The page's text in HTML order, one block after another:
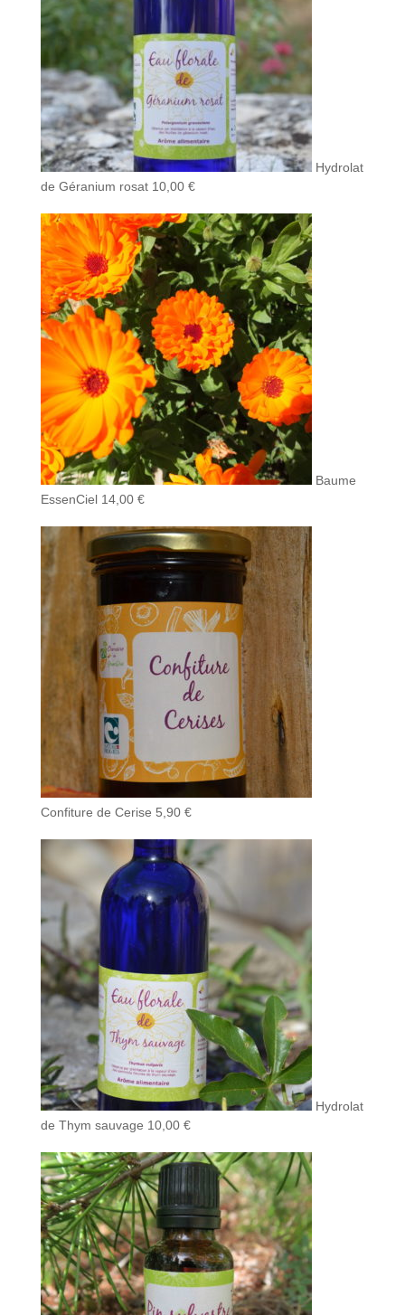
Hydrolat
de Géranium rosat 10,00 €
Baume
EssenCiel 14,00 €
Confiture de Cerise 5,90 €
Hydrolat
de Thym sauvage 10,00 €